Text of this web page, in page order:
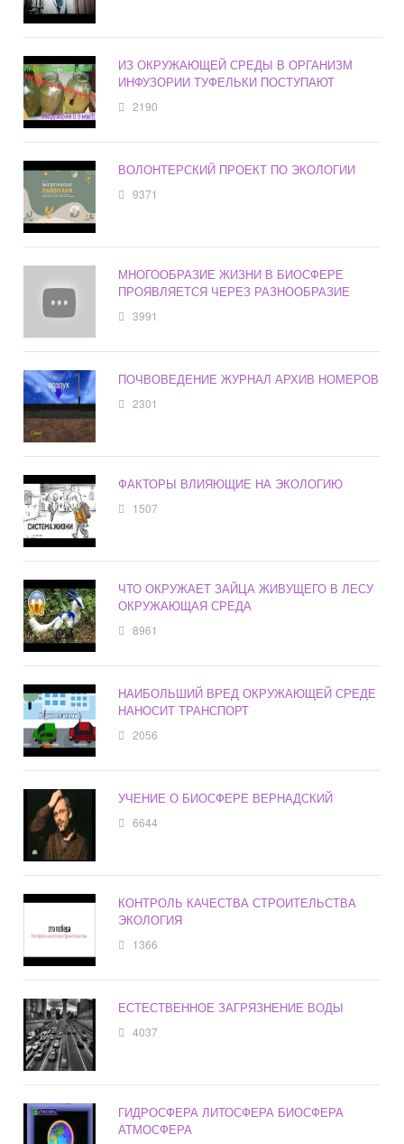
ИЗ ОКРУЖАЮЩЕЙ СРЕДЫ В ОРГАНИЗМ
ИНФУЗОРИИ ТУФЕЛЬКИ ПОСТУПАЮТ
2190
ВОЛОНТЕРСКИЙ ПРОЕКТ ПО ЭКОЛОГИИ
9371
МНОГООБРАЗИЕ ЖИЗНИ В БИОСФЕРЕ
ПРОЯВЛЯЕТСЯ ЧЕРЕЗ РАЗНООБРАЗИЕ
3991
ПОЧВОВЕДЕНИЕ ЖУРНАЛ АРХИВ НОМЕРОВ
2301
ФАКТОРЫ ВЛИЯЮЩИЕ НА ЭКОЛОГИЮ
1507
ЧТО ОКРУЖАЕТ ЗАЙЦА ЖИВУЩЕГО В ЛЕСУ
ОКРУЖАЮЩАЯ СРЕДА
8961
НАИБОЛЬШИЙ ВРЕД ОКРУЖАЮЩЕЙ СРЕДЕ
НАНОСИТ ТРАНСПОРТ
2056
УЧЕНИЕ О БИОСФЕРЕ ВЕРНАДСКИЙ
6644
КОНТРОЛЬ КАЧЕСТВА СТРОИТЕЛЬСТВА
ЭКОЛОГИЯ
1366
ЕСТЕСТВЕННОЕ ЗАГРЯЗНЕНИЕ ВОДЫ
4037
ГИДРОСФЕРА ЛИТОСФЕРА БИОСФЕРА
АТМОСФЕРА